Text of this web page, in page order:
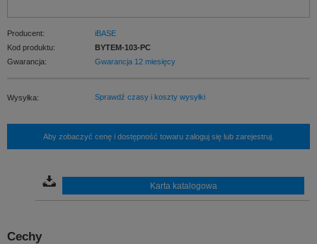
Producent:
iBASE
Kod produktu:
BYTEM-103-PC
Gwarancja:
Gwarancja 12 miesięcy
Wysyłka: Sprawdź czasy i koszty wysyłki
Aby zobaczyć cenę i dostępność towaru zaloguj się lub zarejestruj.
Karta katalogowa
Cechy